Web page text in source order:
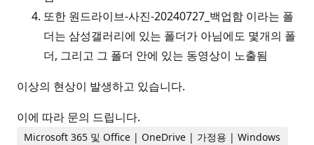
또한 원드라이브-사진-20240727_백업함 이라는 폴
더는 삼성갤러리에 있는 폴더가 아님에도 몇개의 폴
더, 그리고 그 폴더 안에 있는 동영상이 노출됨
이상의 현상이 발생하고 있습니다.
이에 따라 문의 드립니다.
Microsoft 365 및 Office | OneDrive | 가정용 | Windows